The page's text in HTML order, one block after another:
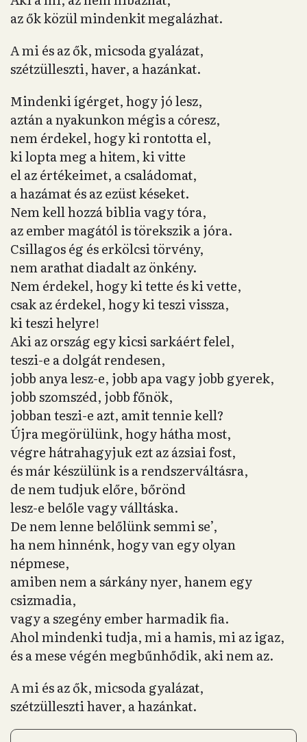
az ők közül mindenkit megalázhat.
A mi és az ők, micsoda gyalázat,
szétzülleszti, haver, a hazánkat.
Mindenki ígérget, hogy jó lesz,
aztán a nyakunkon mégis a córesz,
nem érdekel, hogy ki rontotta el,
ki lopta meg a hitem, ki vitte
el az értékeimet, a családomat,
a hazámat és az ezüst késeket.
Nem kell hozzá biblia vagy tóra,
az ember magától is törekszik a jóra.
Csillagos ég és erkölcsi törvény,
nem arathat diadalt az önkény.
Nem érdekel, hogy ki tette és ki vette,
csak az érdekel, hogy ki teszi vissza,
ki teszi helyre!
Aki az ország egy kicsi sarkáért felel,
teszi-e a dolgát rendesen,
jobb anya lesz-e, jobb apa vagy jobb gyerek,
jobb szomszéd, jobb főnök,
jobban teszi-e azt, amit tennie kell?
Újra megörülünk, hogy hátha most,
végre hátrahagyjuk ezt az ázsiai fost,
és már készülünk is a rendszerváltásra,
de nem tudjuk előre, bőrönd
lesz-e belőle vagy válltáska.
De nem lenne belőlünk semmi se’,
ha nem hinnénk, hogy van egy olyan
népmese,
amiben nem a sárkány nyer, hanem egy
csizmadia,
vagy a szegény ember harmadik fia.
Ahol mindenki tudja, mi a hamis, mi az igaz,
és a mese végén megbűnhődik, aki nem az.
A mi és az ők, micsoda gyalázat,
szétzülleszti haver, a hazánkat.